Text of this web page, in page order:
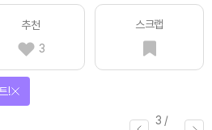
추천
3
스크랩
3 /
!